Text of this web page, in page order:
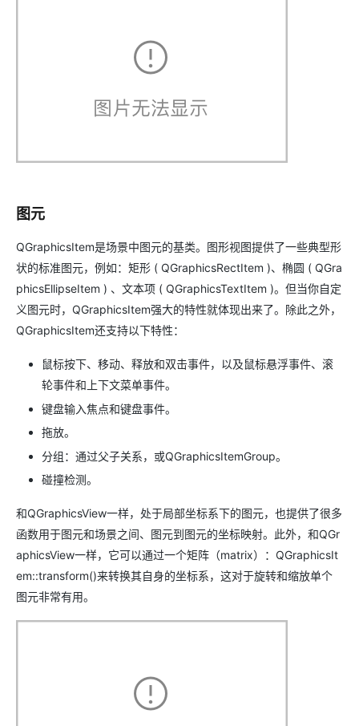
图元
QGraphicsItem是场景中图元的基类。图形视图提供了一些典型形
状的标准图元，例如：矩形 ( QGraphicsRectItem )、椭圆 ( QGra
phicsEllipseItem ) 、文本项 ( QGraphicsTextItem )。但当你自定
义图元时，QGraphicsItem强大的特性就体现出来了。除此之外，
QGraphicsItem还支持以下特性：
鼠标按下、移动、释放和双击事件，以及鼠标悬浮事件、滚
轮事件和上下文菜单事件。
键盘输入焦点和键盘事件。
拖放。
分组：通过父子关系，或QGraphicsItemGroup。
碰撞检测。
和QGraphicsView一样，处于局部坐标系下的图元，也提供了很多
函数用于图元和场景之间、图元到图元的坐标映射。此外，和QGr
aphicsView一样，它可以通过一个矩阵（matrix）：QGraphicsIt
em::transform()来转换其自身的坐标系，这对于旋转和缩放单个
图元非常有用。